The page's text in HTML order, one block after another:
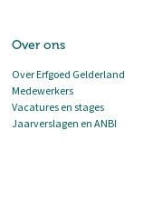
Over ons
Over Erfgoed Gelderland
Medewerkers
Vacatures en stages
Jaarverslagen en ANBI